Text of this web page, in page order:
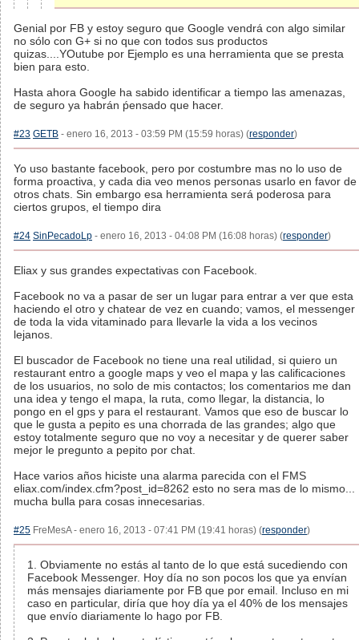
Genial por FB y estoy seguro que Google vendrá con algo similar
no sólo con G+ si no que con todos sus productos
quizas....YOutube por Ejemplo es una herramienta que se presta
bien para esto.
Hasta ahora Google ha sabido identificar a tiempo las amenazas,
de seguro ya habrán ṕensado que hacer.
#23 GETB - enero 16, 2013 - 03:59 PM (15:59 horas) (responder)
Yo uso bastante facebook, pero por costumbre mas no lo uso de
forma proactiva, y cada dia veo menos personas usarlo en favor de
otros chats. Sin embargo esa herramienta será poderosa para
ciertos grupos, el tiempo dira
#24 SinPecadoLp - enero 16, 2013 - 04:08 PM (16:08 horas) (responder)
Eliax y sus grandes expectativas con Facebook.
Facebook no va a pasar de ser un lugar para entrar a ver que esta
haciendo el otro y chatear de vez en cuando; vamos, el messenger
de toda la vida vitaminado para llevarle la vida a los vecinos
lejanos.
El buscador de Facebook no tiene una real utilidad, si quiero un
restaurant entro a google maps y veo el mapa y las calificaciones
de los usuarios, no solo de mis contactos; los comentarios me dan
una idea y tengo el mapa, la ruta, como llegar, la distancia, lo
pongo en el gps y para el restaurant. Vamos que eso de buscar lo
que le gusta a pepito es una chorrada de las grandes; algo que
estoy totalmente seguro que no voy a necesitar y de querer saber
mejor le pregunto a pepito por chat.
Hace varios años hiciste una alarma parecida con el FMS
eliax.com/index.cfm?post_id=8262 esto no sera mas de lo mismo...
mucha bulla para cosas innecesarias.
#25 FreMesA - enero 16, 2013 - 07:41 PM (19:41 horas) (responder)
1. Obviamente no estás al tanto de lo que está sucediendo con
Facebook Messenger. Hoy día no son pocos los que ya envían
más mensajes diariamente por FB que por email. Incluso en mi
caso en particular, diría que hoy día ya el 40% de los mensajes
que envío diariamente lo hago por FB.